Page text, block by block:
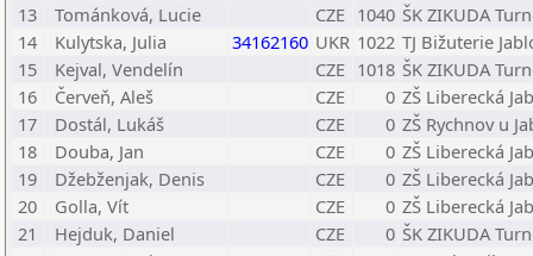
13
Tománková, Lucie CZE 1040 ŠK ZIKUDA
14
Kulytska, Julia 34162160 UKR 1022 TJ Bižuterie
15
Kejval, Vendelín CZE 1018 ŠK ZIKUDA
16
Červeň, Aleš CZE 0 ZŠ Liberecká
17
Dostál, Lukáš CZE 0 ZŠ Rychnov u
18
Douba, Jan CZE 0 ZŠ Liberecká
19
Džebženjak, Denis CZE 0 ZŠ Liberecká
20
Golla, Vít CZE 0 ZŠ Liberecká
21
Hejduk, Daniel CZE 0 ŠK ZIKUDA